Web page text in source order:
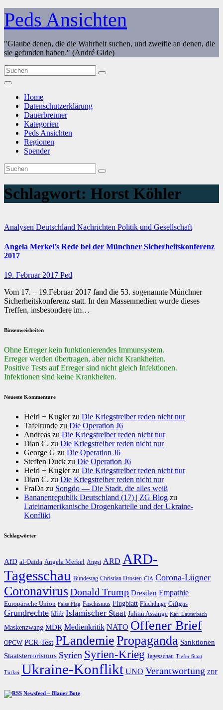
Zum
Inhalt
springen
Peds Ansichten
"Glaube denen, die die Wahrheit suchen, und zweifle an denen, die
sie gefunden haben." (André Gide)
Home
Datenschutzerklärung
Dauerbrenner
Kategorien
Peds Ansichten
Regionen
Spender
Schlagwort: Horst Köhler
Analysen Deutschland Nachrichten Politik und Gesellschaft
Angela Merkel’s Rede bei der Münchner Sicherheitskonferenz
2017
19. Februar 2017 Ped
Vom 17. – 19.Februar 2017 fand die 53. sogenannte Münchner
Sicherheitskonferenz statt. In den Massenmedien wurde dieses
Treffen, insbesondere im…
Binsenweisheiten
Ohne Erreger kein funktionierendes Immunsystem.
Erreger werden übertragen, aber nicht Krankheiten.
Positive Tests auf Erreger sind nicht gleich Infektionen.
Infektionen sind keine Krankheiten.
Neueste Kommentare
Heiri + Kuglerzu Die Kriegstreiber reden nicht nur
Tafelrunde zu Die Operation J6
Andreas zu Die Kriegstreiber reden nicht nur
Dian C. zu Die Kriegstreiber reden nicht nur
George G zu Die Operation J6
Steffen Duck zu Die Operation J6
Heiri + Kuglerzu Die Kriegstreiber reden nicht nur
Dian C. zu Die Kriegstreiber reden nicht nur
FraDa zu Songdo — Die Stadt, die alles weiß
Bananenrepublik Deutschland (17) | ZG Blog zu
Lateinamerikanische Drogenkartelle und der Ukraine-
Konflikt
Schlagwörter
AfD al-Qaida Angela Merkel Angst ARD ARD-
Tagesschau Bundestag Christian Drosten CIA Corona-Lügner
CoronavirusDonald Trump Dresden Empathie
Europäische Union False Flag Faschismus Flugblatt Flüchtlinge Giftgas
Grundrechte Idlib Islamischer Staat Julian Assange Karl Lauterbach
Maskenzwang MDR Medienkritik NATO Offener Brief
OPCW PCR-Test PLandemiePropaganda Sanktionen
Staatsterrorismus Syrien Syrien-Krieg Tagesschau Tiefer Staat
Türkei Ukraine-Konflikt UNO Verantwortung ZDF
Newsfeed – Blauer Bote